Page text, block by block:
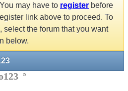
may have to register before
link above to proceed. To
select the forum that you want
below.